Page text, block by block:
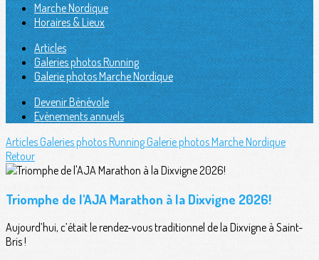
Marche Nordique
Horaires & Lieux
Articles
Galeries photos Running
Galerie photos Marche Nordique
Devenir Bénévole
Evènements annuels
ArticlesGaleries photos RunningGalerie photos Marche Nordique
Retour
Triomphe de l'AJA Marathon à la Dixvigne 2026!
Aujourd’hui, c’était le rendez-vous traditionnel de la Dixvigne à Saint-
Bris !